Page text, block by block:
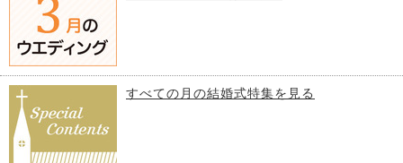
すべての月の結婚式特集を見る